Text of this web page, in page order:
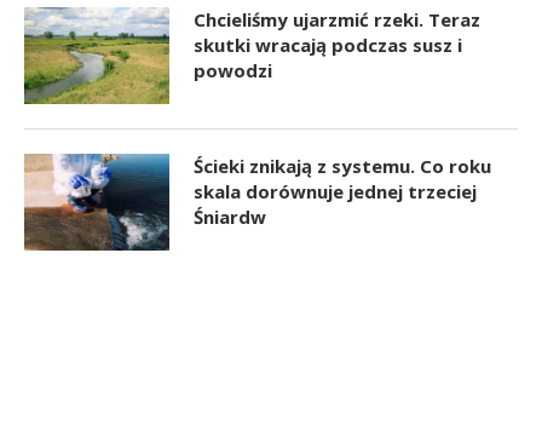
Chcieliśmy ujarzmić rzeki. Teraz
skutki wracają podczas susz i
powodzi
Ścieki znikają z systemu. Co roku
skala dorównuje jednej trzeciej
Śniardw